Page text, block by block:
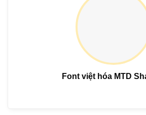
Font việt hóa MTD